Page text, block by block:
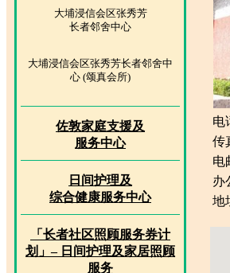
大埔浸信会区张秀芳
长者邻舍中心
大埔浸信会区张秀芳长者邻舍中
心 (颂真会所)
佐敦家庭支援及
服务中心
日间护理及
综合健康服务中心
「长者社区照顾服务券计
划」– 日间护理及家居照顾
服务
电
传
电
办
地